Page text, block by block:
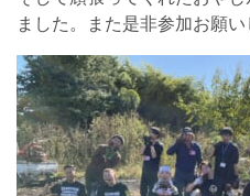
ました。また是非参加お願い